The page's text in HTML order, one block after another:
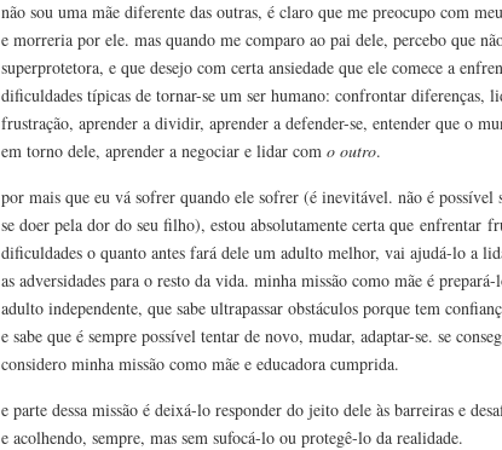
não sou uma mãe diferente das outras, é claro que me preocupo com
e morreria por ele. mas quando me comparo ao pai dele, percebo que
superprotetora, e que desejo com certa ansiedade que ele comece a
dificuldades típicas de tornar-se um ser humano: confrontar diferenças,
frustração, aprender a dividir, aprender a defender-se, entender que o
em torno dele, aprender a negociar e lidar com o outro.
por mais que eu vá sofrer quando ele sofrer (é inevitável. não é possível
se doer pela dor do seu filho), estou absolutamente certa que enfrentar
dificuldades o quanto antes fará dele um adulto melhor, vai ajudá-lo a
as adversidades para o resto da vida. minha missão como mãe é
adulto independente, que sabe ultrapassar obstáculos porque tem
e sabe que é sempre possível tentar de novo, mudar, adaptar-se. se
considero minha missão como mãe e educadora cumprida.
e parte dessa missão é deixá-lo responder do jeito dele às barreiras e
e acolhendo, sempre, mas sem sufocá-lo ou protegê-lo da realidade.